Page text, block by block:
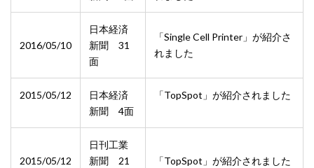
2016/05/10
日本経済
新聞 31
面
「Single Cell Printer」が紹介さ
れました
2015/05/12
日本経済
新聞 4面
「TopSpot」が紹介されました
2015/05/12
日刊工業
新聞 21
「TopSpot」が紹介されました